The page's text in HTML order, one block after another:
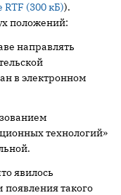
(300 кБ)).
положений:
направлять
в электронном
технологий»
явилось
появления такого